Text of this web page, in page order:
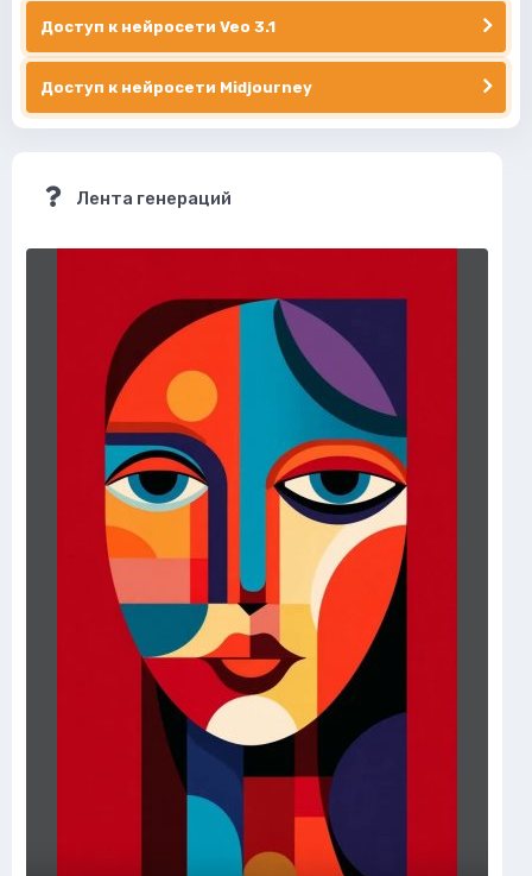
Доступ к нейросети Veo 3.1
Доступ к нейросети Midjourney
Лента генераций